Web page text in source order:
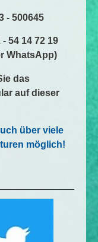
- 500645
- 54 14 72 19
WhatsApp)
das
auf dieser
über viele
möglich!